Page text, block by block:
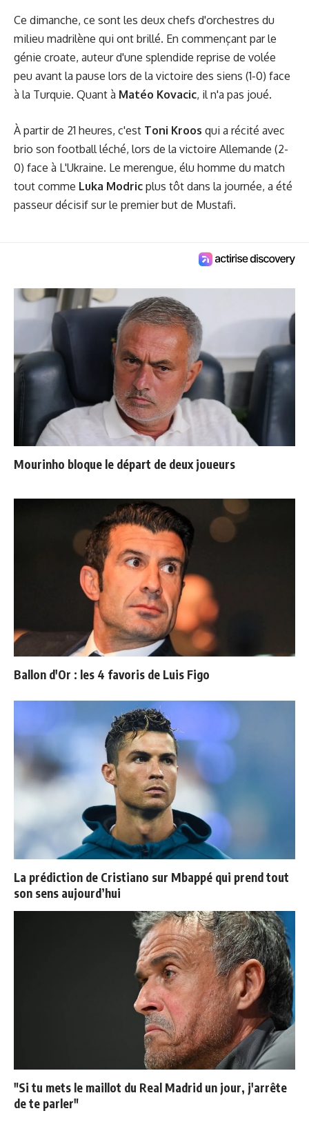
Ce dimanche, ce sont les deux chefs d'orchestres du
milieu madrilène qui ont brillé. En commençant par le
génie croate, auteur d'une splendide reprise de volée
peu avant la pause lors de la victoire des siens (1-0) face
à la Turquie. Quant à Matéo Kovacic, il n'a pas joué.
À partir de 21 heures, c'est Toni Kroos qui a récité avec
brio son football léché, lors de la victoire Allemande (2-
0) face à L'Ukraine. Le merengue, élu homme du match
tout comme Luka Modric plus tôt dans la journée, a été
passeur décisif sur le premier but de Mustafi.
Mourinho bloque le départ de deux joueurs
Ballon d'Or : les 4 favoris de Luis Figo
La prédiction de Cristiano sur Mbappé qui prend tout
son sens aujourd’hui
"Si tu mets le maillot du Real Madrid un jour, j'arrête
de te parler"